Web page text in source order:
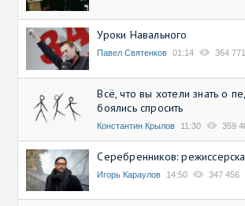
Уроки Навального
Павел Святенков 01:14 364 771
Всё, что вы хотели знать о
боялись спросить
Константин Крылов 11:30 359
Серебренников:
Игорь Караулов 14:50 347 456